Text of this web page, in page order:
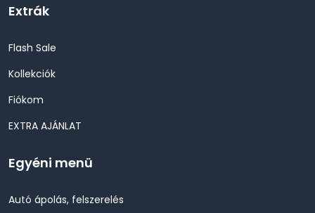
Extrák
Flash Sale
Kollekciók
Fiókom
EXTRA AJÁNLAT
Egyéni menü
Autó ápolás, felszerelés